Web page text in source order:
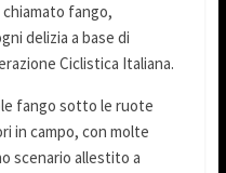
fango,
delizia a base di
Ciclistica Italiana.
fango sotto le ruote
in campo, con molte
scenario allestito a